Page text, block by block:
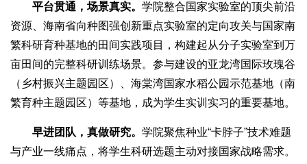
平台贯通，场景真实。 学院整合国家实验室的顶尖前沿
资源、海南省向种图强创新重点实验室的定向攻关与国家南
繁科研育种基地的田间实践项目，构建起从分子实验室到万
亩田间的完整科研训练场景。参与建设的亚龙湾国际玫瑰谷
（乡村振兴主题园区）、海棠湾国家水稻公园示范基地（南
繁育种主题园区）等基地，成为学生实训实习的重要基地。
早进团队，真做研究。 学院聚焦种业“卡脖子”技术难题
与产业一线痛点，将学生科研选题主动对接国家战略需求。